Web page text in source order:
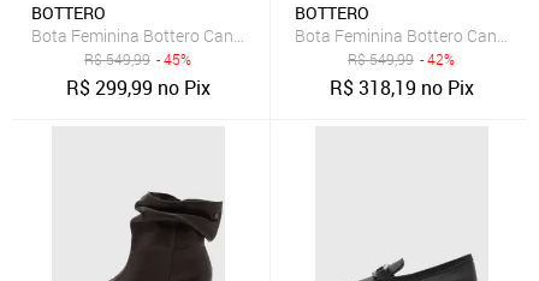
BOTTERO
Bota Feminina Bottero Cano Baixo Marrom
R$549,99 - 45%
R$299,99 no Pix
BOTTERO
Bota Feminina Bottero Cano
R$549,99 - 42%
R$318,19 no Pix